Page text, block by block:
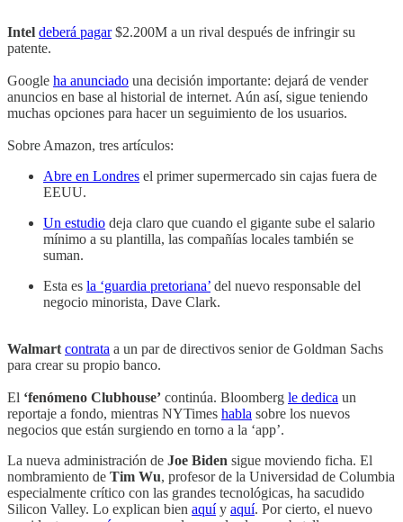
Intel deberá pagar$2.200M a un rival después de infringir su
patente.
Google ha anunciado una decisión importante: dejará de vender
anuncios en base al historial de internet. Aún así, sigue teniendo
muchas opciones para hacer un seguimiento de los usuarios.
Sobre Amazon, tres artículos:
Abre en Londres el primer supermercado sin cajas fuera de
EEUU.
Un estudio deja claro que cuando el gigante sube el salario
mínimo a su plantilla, las compañías locales también se
suman.
Esta es la ‘guardia pretoriana’ del nuevo responsable del
negocio minorista, Dave Clark.
Walmart contrata a un par de directivos senior de Goldman Sachs
para crear su propio banco.
El ‘fenómeno Clubhouse’ continúa. Bloomberg le dedica un
reportaje a fondo, mientras NYTimes habla sobre los nuevos
negocios que están surgiendo en torno a la ‘app’.
La nueva administración de Joe Biden sigue moviendo ficha. El
nombramiento de Tim Wu, profesor de la Universidad de Columbia
especialmente crítico con las grandes tecnológicas, ha sacudido
Silicon Valley. Lo explican bien aquíy aquí. Por cierto, el nuevo